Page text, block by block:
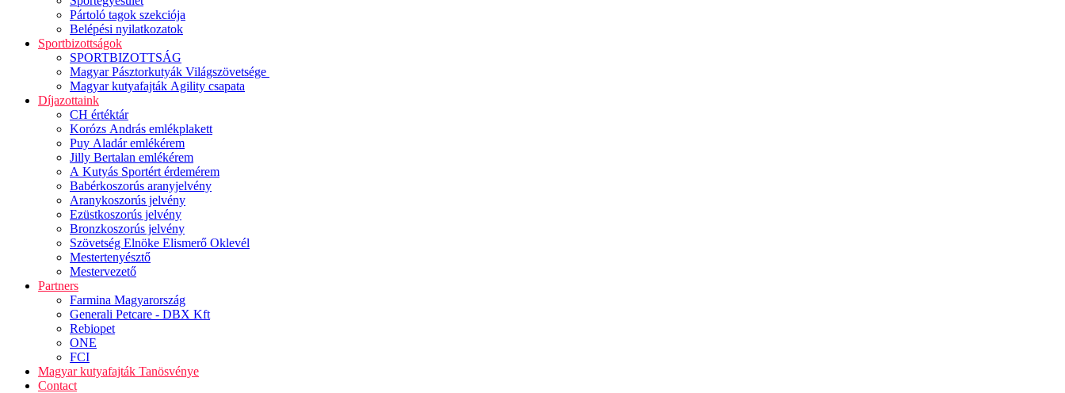
Pártoló tagok szekciója
Belépési nyilatkozatok
Sportbizottságok
SPORTBIZOTTSÁG
Magyar Pásztorkutyák Világszövetsége
Magyar kutyafajták Agility csapata
Díjazottaink
CH értéktár
Korózs András emlékplakett
Puy Aladár emlékérem
Jilly Bertalan emlékérem
A Kutyás Sportért érdemérem
Babérkoszorús aranyjelvény
Aranykoszorús jelvény
Ezüstkoszorús jelvény
Bronzkoszorús jelvény
Szövetség Elnöke Elismerő Oklevél
Mestertenyésztő
Mestervezető
Partners
Farmina Magyarország
Generali Petcare - DBX Kft
Rebiopet
ONE
FCI
Magyar kutyafajták Tanösvénye
Contact